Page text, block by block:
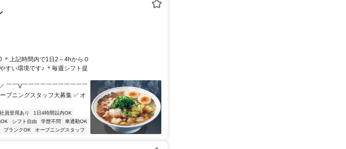
上記時間内で1日2～4hからＯ
すい環境です♪ ＊毎週シフト提
￣￣V￣￣￣￣￣￣￣￣￣￣￣
プニングスタッフ大募集 ✅ オ
社員登用あり
1日4時間以内OK
シフト自由 学歴不問
車通勤OK
ブランクOK オープニングスタッフ